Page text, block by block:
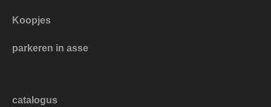
Koopjes
parkeren in asse
catalogus